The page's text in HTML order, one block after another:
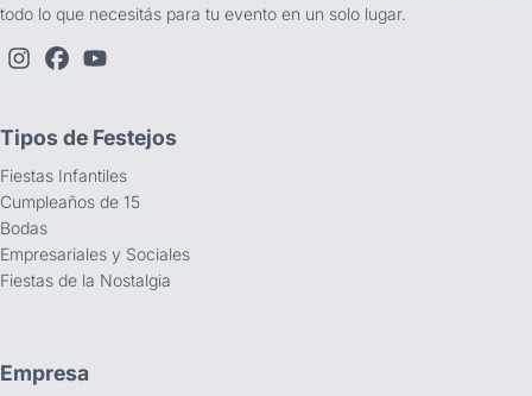
todo lo que necesitás para tu evento en un solo lugar.
Tipos de Festejos
Fiestas Infantiles
Cumpleaños de 15
Bodas
Empresariales y Sociales
Fiestas de la Nostalgia
Empresa